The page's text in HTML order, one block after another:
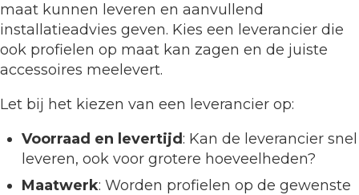
maat kunnen leveren en aanvullend
installatieadvies geven. Kies een leverancier die
ook profielen op maat kan zagen en de juiste
accessoires meelevert.
Let bij het kiezen van een leverancier op:
Voorraad en levertijd : Kan de leverancier snel
leveren, ook voor grotere hoeveelheden?
Maatwerk: Worden profielen op de gewenste